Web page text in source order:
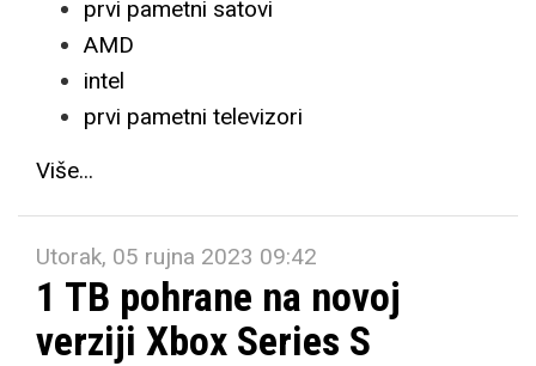
prvi pametni satovi
AMD
intel
prvi pametni televizori
Više...
Utorak, 05 rujna 2023 09:42
1 TB pohrane na novoj
verziji Xbox Series S